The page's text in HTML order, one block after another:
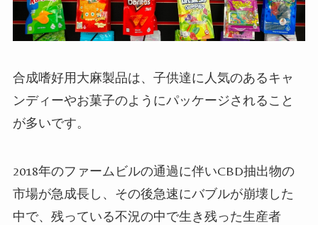
合成嗜好用大麻製品は、子供達に人気のあるキャ
ンディーやお菓子のようにパッケージされること
が多いです。
2018年のファームビルの通過に伴いCBD抽出物の
市場が急成長し、その後急速にバブルが崩壊した
中で、残っている不況の中で生き残った生産者